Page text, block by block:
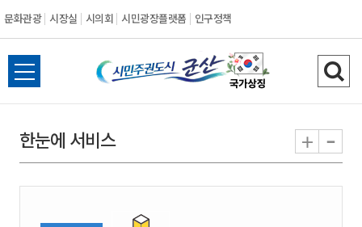
문화관광 시장실 시의회 시민광장플랫폼 인구정책
시
민
권
전
체
뉴
열
검
색
기
한눈에 서비스 + -